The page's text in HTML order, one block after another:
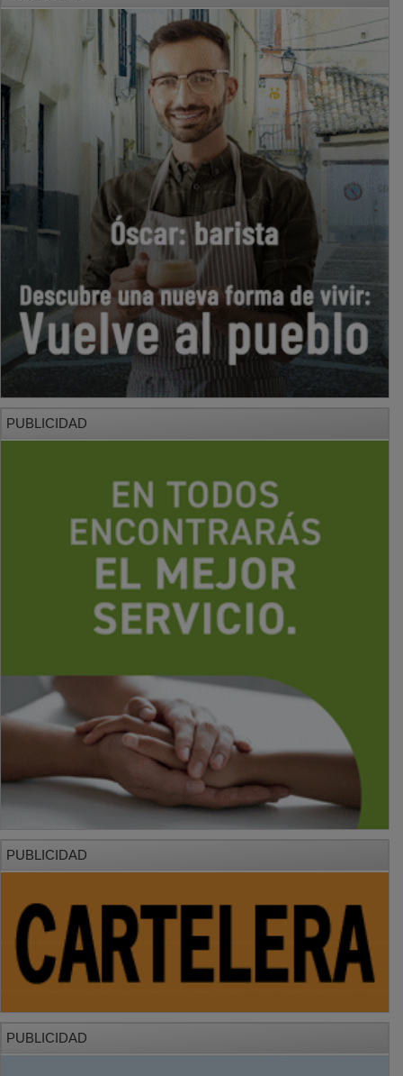
PUBLICIDAD
PUBLICIDAD
PUBLICIDAD